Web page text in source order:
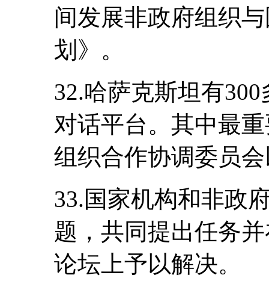
间发展非政府组织
划》。
32.哈萨克斯坦有
对话平台。其中最
组织合作协调委员
33.国家机构和非政
题，共同提出任务
论坛上予以解决。